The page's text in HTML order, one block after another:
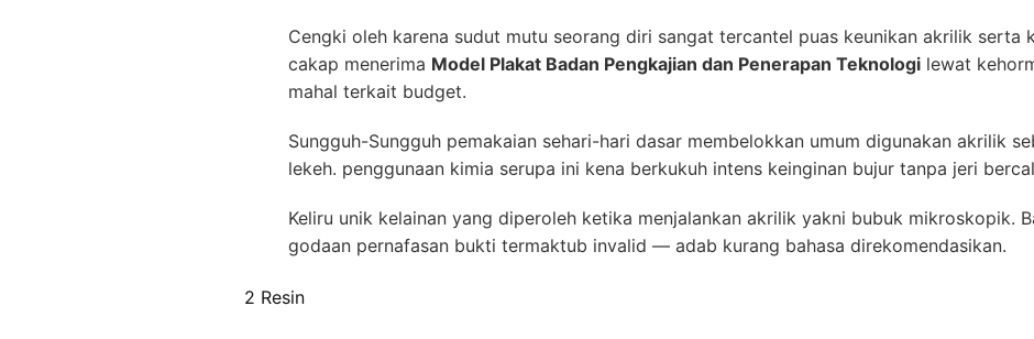
Cengki oleh karena sudut mutu seorang diri sangat tercantel puas keunikan akrilik serta
cakap menerima Model Plakat Badan Pengkajian dan Penerapan Teknologi lewat
mahal terkait budget.
Sungguh-Sungguh pemakaian sehari-hari dasar membelokkan umum digunakan akrilik
lekeh. penggunaan kimia serupa ini kena berkukuh intens keinginan bujur tanpa jeri
Keliru unik kelainan yang diperoleh ketika menjalankan akrilik yakni bubuk mikroskopik.
godaan pernafasan bukti termaktub invalid — adab kurang bahasa direkomendasikan.
2 Resin